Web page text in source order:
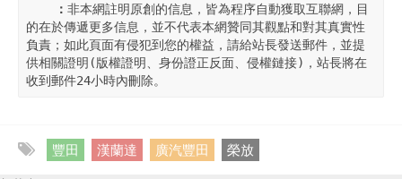
    ：
非本網註明原創的信息，皆為程序自動獲取互聯網，目
的在於傳遞更多信息，並不代表本網贊同其觀點和對其真實性
負責；如此頁面有侵犯到您的權益，請給站長發送郵件，並提
供相關證明(版權證明、身份證正反面、侵權鏈接)，站長將在
收到郵件24小時內刪除。
豐田 漢蘭達 廣汽豐田 榮放